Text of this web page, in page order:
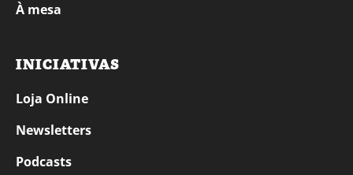
À mesa
INICIATIVAS
Loja Online
Newsletters
Podcasts